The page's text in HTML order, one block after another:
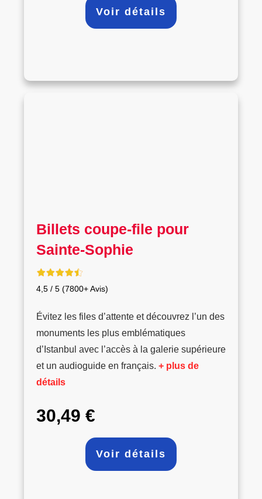
Voir détails
Billets coupe-file pour
Sainte-Sophie
4,5 / 5 (7800+ Avis)
Évitez les files d’attente et découvrez l’un des
monuments les plus emblématiques
d’Istanbul avec l’accès à la galerie supérieure
et un audioguide en français. + plus de
détails
30,49 €
Voir détails